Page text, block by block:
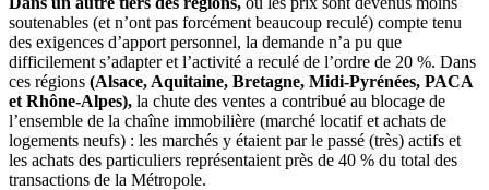
soutenables (et n’ont pas forcément beaucoup reculé) compte tenu
des exigences d’apport personnel, la demande n’a pu que
difficilement s’adapter et l’activité a reculé de l’ordre de 20 %. Dans
ces régions (Alsace, Aquitaine, Bretagne, Midi-Pyrénées, PACA
et Rhône-Alpes), la chute des ventes a contribué au blocage de
l’ensemble de la chaîne immobilière (marché locatif et achats de
logements neufs) : les marchés y étaient par le passé (très) actifs et
les achats des particuliers représentaient près de 40 % du total des
transactions de la Métropole.